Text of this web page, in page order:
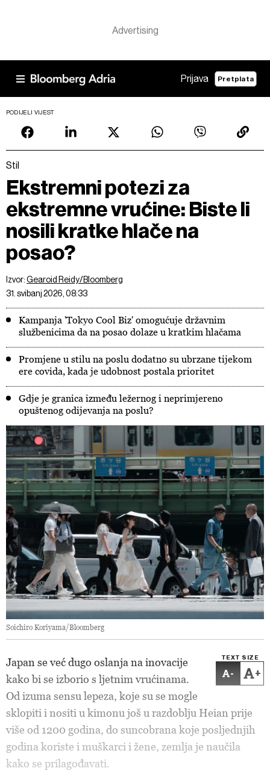
Prijava Pretplata
PODIJELI VIJEST
Stil
Ekstremni potezi za
ekstremne vrućine: Biste li
nosili kratke hlače na
posao?
Izvor:Gearoid Reidy/Bloomberg
31. svibanj 2026, 08:33
Kampanja 'Tokyo Cool Biz' omogućuje državnim
službenicima da na posao dolaze u kratkim hlačama
Promjene u stilu na poslu dodatno su ubrzane tijekom
ere covida, kada je udobnost postala prioritet
Gdje je granica između ležernog i neprimjereno
opuštenog odijevanja na poslu?
Soichiro Koriyama/Bloomberg
TEXT SIZE
- +
Japan se već dugo oslanja na inovacije
kako bi se izborio s ljetnim vrućinama.
Od izuma sensu lepeza, koje su se mogle
sklopiti i nositi u kimonu još u razdoblju Heian prije
više od 1200 godina, do suncobrana koje posljednjih
godina koriste i muškarci i žene, zemlja je naučila
kako se prilagođavati.